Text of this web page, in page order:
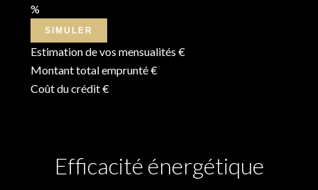
%
SIMULER
Estimation de vos mensualités €
Montant total emprunté€
Coût du crédit€
Efficacité énergétique